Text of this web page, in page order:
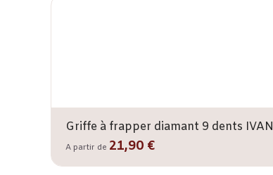
Griffe à frapper diamant 9 dents IVAN
A partir de 21,90 €